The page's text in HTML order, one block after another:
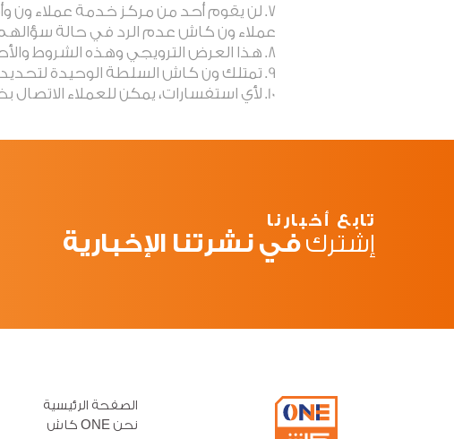
7. لن يقوم أحد من مركز خدمة عملاء ون
عملاء ون كاش عدم الرد في حالة
8. هذا العرض الترويجي وهذه الشروط والأحكام لا تسري لأي عمليات مشتبه بها والتي ستخضع لسياسات ون كاش العامة.
9. تمتلك ون كاش السلطة الوحيدة لتحديد القرار في حالة وجود أي خلاف أو نزاع ينشأ أو يتعلق بهذه الشروط والأحكام.
10. لأي استفسارات، يمكن للعملاء الاتصال بخدمة عملاء ون كاش على الرقم 8000667 أو زيارة موقعنا على (onecashye.com).
تابع أخبارنا
إشتركفي نشرتنا الإخبارية
الصفحة الرئيسية
نحن ONE كاش